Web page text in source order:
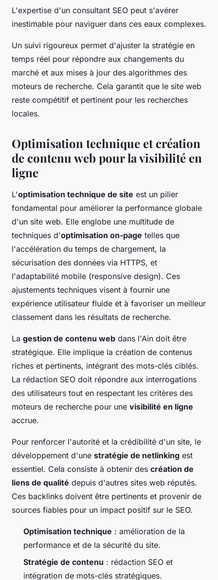
L'expertise d'un consultant SEO peut s'avérer
inestimable pour naviguer dans ces eaux complexes.
Un suivi rigoureux permet d'ajuster la stratégie en
temps réel pour répondre aux changements du
marché et aux mises à jour des algorithmes des
moteurs de recherche. Cela garantit que le site web
reste compétitif et pertinent pour les recherches
locales.
Optimisation technique et création
de contenu web pour la visibilité en
ligne
L'optimisation technique de site est un pilier
fondamental pour améliorer la performance globale
d'un site web. Elle englobe une multitude de
techniques d'optimisation on-page telles que
l'accélération du temps de chargement, la
sécurisation des données via HTTPS, et
l'adaptabilité mobile (responsive design). Ces
ajustements techniques visent à fournir une
expérience utilisateur fluide et à favoriser un meilleur
classement dans les résultats de recherche.
La gestion de contenu web dans l'Ain doit être
stratégique. Elle implique la création de contenus
riches et pertinents, intégrant des mots-clés ciblés.
La rédaction SEO doit répondre aux interrogations
des utilisateurs tout en respectant les critères des
moteurs de recherche pour une visibilité en ligne
accrue.
Pour renforcer l'autorité et la crédibilité d'un site, le
développement d'une stratégie de netlinking est
essentiel. Cela consiste à obtenir des création de
liens de qualité depuis d'autres sites web réputés.
Ces backlinks doivent être pertinents et provenir de
sources fiables pour un impact positif sur le SEO.
Optimisation technique : amélioration de la
performance et de la sécurité du site.
Stratégie de contenu : rédaction SEO et
intégration de mots-clés stratégiques.